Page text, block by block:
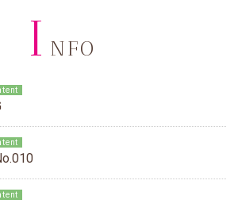
I NFO